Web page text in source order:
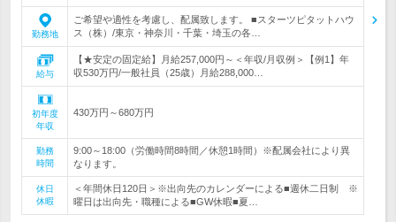
勤務地
ご希望や適性を考慮し、配属致します。 ■スターツピタットハウ
ス（株）/東京・神奈川・千葉・埼玉の各…
給与
【★安定の固定給】月給257,000円～＜年収/月収例＞【例1】年
収530万円/一般社員（25歳）月給288,000…
初年度
年収
430万円～680万円
勤務
時間
9:00～18:00（労働時間8時間／休憩1時間）※配属会社により異
なります。
休日
休暇
＜年間休日120日＞※出向先のカレンダーによる■週休二日制 ※
曜日は出向先・職種による■GW休暇■夏…